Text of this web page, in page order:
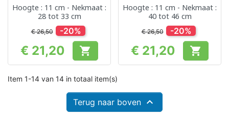
Hoogte : 11 cm - Nekmaat :
28 tot 33 cm
€ 26,50 -20%
Prijs
€ 21,20 
Hoogte : 11 cm - Nekmaat :
40 tot 46 cm
€ 26,50 -20%
Prijs
€ 21,20 
Item 1-14 van 14 in totaal item(s)
Terug naar boven 